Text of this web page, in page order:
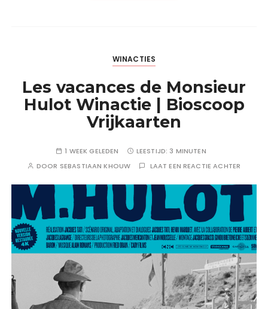
WINACTIES
Les vacances de Monsieur
Hulot Winactie | Bioscoop
Vrijkaarten
1 WEEK GELEDEN LEESTIJD: 3 MINUTEN
DOOR SEBASTIAAN KHOUW LAAT EEN REACTIE ACHTER